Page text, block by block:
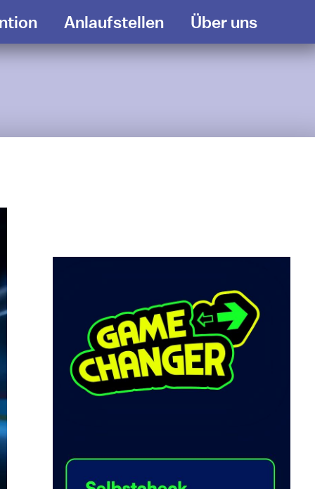
Anlaufstellen Über uns